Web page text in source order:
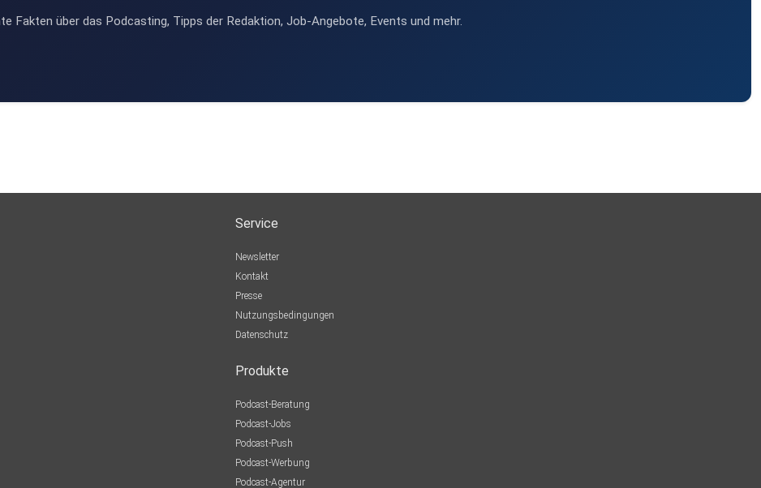
Fakten über das Podcasting, Tipps der Redaktion, Job-Angebote, Events und mehr.
Service
Newsletter
Kontakt
Presse
Nutzungsbedingungen
Datenschutz
Produkte
Podcast-Beratung
Podcast-Jobs
Podcast-Push
Podcast-Werbung
Podcast-Agentur